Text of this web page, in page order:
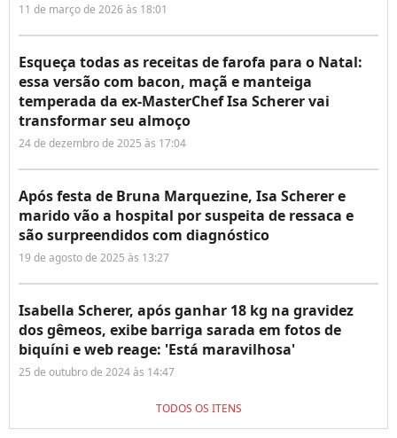
11 de março de 2026 às 18:01
Esqueça todas as receitas de farofa para o Natal:
essa versão com bacon, maçã e manteiga
temperada da ex-MasterChef Isa Scherer vai
transformar seu almoço
24 de dezembro de 2025 às 17:04
Após festa de Bruna Marquezine, Isa Scherer e
marido vão a hospital por suspeita de ressaca e
são surpreendidos com diagnóstico
19 de agosto de 2025 às 13:27
Isabella Scherer, após ganhar 18 kg na gravidez
dos gêmeos, exibe barriga sarada em fotos de
biquíni e web reage: 'Está maravilhosa'
25 de outubro de 2024 às 14:47
TODOS OS ITENS